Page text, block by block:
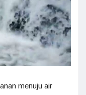
menuju air